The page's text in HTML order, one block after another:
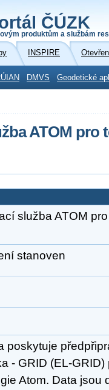
ČÚZK
produktům a službám
INSPIRE
DMVS Geodetické
ATOM pro
služba ATOM
stanoven
poskytuje
- GRID (EL-
Atom. Data jsou